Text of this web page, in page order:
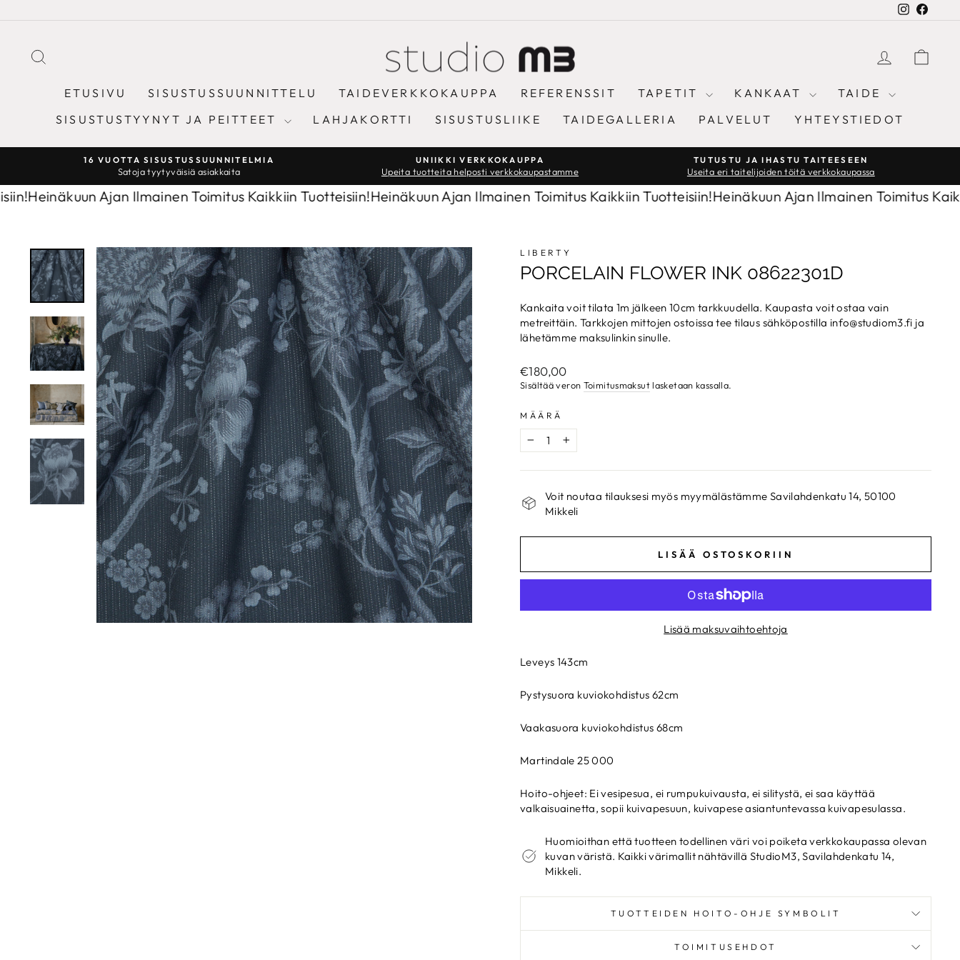
Instagram
ETUSIVU SISUSTUSSUUNNITTELU TAIDEVERKKOKAUPPA REFERENSSIT TAPETIT KANKAAT
TAIDE
SISUSTUSTYYNYT JA PEITTEET
LAHJAKORTTI SISUSTUSLIIKE TAIDEGALLERIA PALVELUT YHTEYSTIEDOT
Keskeytä
diaesitys
16 VUOTTA SISUSTUSSUUNNITELMIA
Satoja tyytyväisiä asiakkaita
UNIIKKI VERKKOKAUPPA
Upeita tuotteita helposti verkkokaupastamme
TUTUSTU JA IHASTU TAITEESEEN
Useita eri taitelijoiden töitä verkkokaupassa
Ajan Ilmainen Toimitus Kaikkiin Tuotteisiin!Heinäkuun Ajan Ilmainen Toimitus Kaikkiin Tuotteisiin!Heinäkuun Ajan Ilmainen Toimitus Kaikkiin
LIBERTY
PORCELAIN FLOWER INK 08622301D
Kankaita voit tilata 1m jälkeen 10cm tarkkuudella. Kaupasta voit ostaa vain
metreittäin. Tarkkojen mittojen ostoissa tee tilaus sähköpostilla info@studiom3.fi ja
lähetämme maksulinkin sinulle.
Normaalihinta
€180,00
Sisältää veron Toimitusmaksutlasketaan kassalla.
MÄÄRÄ
− +
Voit noutaa tilauksesi myös myymälästämme Savilahdenkatu 14, 50100
Mikkeli
LISÄÄ OSTOSKORIIN
Lisää maksuvaihtoehtoja
Leveys 143cm
Pystysuora kuviokohdistus 62cm
Vaakasuora kuviokohdistus 68cm
Martindale 25 000
Hoito-ohjeet: Ei vesipesua, ei rumpukuivausta, ei silitystä, ei saa käyttää
valkaisuainetta, sopii kuivapesuun, kuivapese asiantuntevassa kuivapesulassa.
Huomioithan että tuotteen todellinen väri voi poiketa verkkokaupassa olevan
kuvan väristä. Kaikki värimallit nähtävillä StudioM3, Savilahdenkatu 14,
Mikkeli.
TUOTTEIDEN HOITO-OHJE SYMBOLIT
TOIMITUSEHDOT